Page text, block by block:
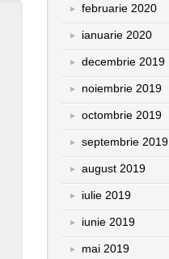
februarie 2020
ianuarie 2020
decembrie 2019
noiembrie 2019
octombrie 2019
septembrie 2019
august 2019
iulie 2019
iunie 2019
mai 2019